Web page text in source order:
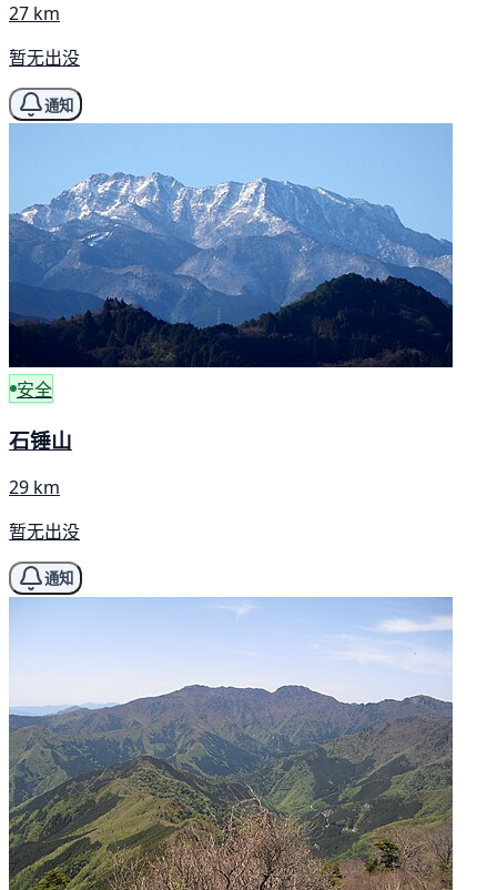
27 km
暂无出没
通知
安全
石锤山
29 km
暂无出没
通知